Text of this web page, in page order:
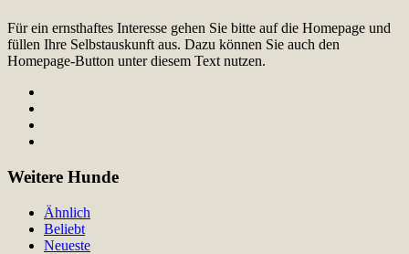
Für ein ernsthaftes Interesse gehen Sie bitte auf die Homepage und
füllen Ihre Selbstauskunft aus. Dazu können Sie auch den
Homepage-Button unter diesem Text nutzen.
Weitere Hunde
Ähnlich
Beliebt
Neueste